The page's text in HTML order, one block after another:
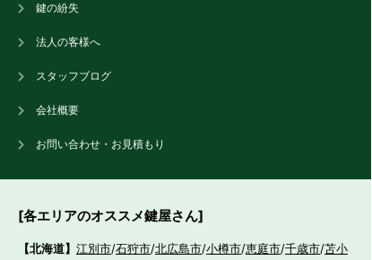
鍵の紛失
法人の客様へ
スタッフブログ
会社概要
お問い合わせ・お見積もり
[各エリアのオススメ鍵屋さん]
【北海道】 江別市/石狩市/北広島市/小樽市/恵庭市/千歳市/苫小